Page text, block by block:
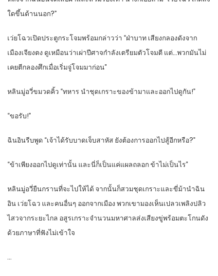
ใดขึ้นด้านนอก?”
เว่ยโฉวเปิดประตูกระโจมพร้อมกล่าวว่า “ฝ่าบาท เสียงกลองดังจาก
เมืองเจียงตง ดูเหมือนว่าเผ่าปีศาจกำลังเตรียมตัวโจมตี แต่…พวกมันไม่
เคยตีกลองศึกเมื่อเริ่มจู่โจมมาก่อน”
หลินมู่อวี่ขมวดคิ้ว “ทหาร นำชุดเกราะของข้ามาและออกไปดูกัน!”
“ขอรับ!”
ฉินอินรีบพูด “เจ้าได้รับบาดเจ็บสาหัส ยังต้องการออกไปสู้อีกหรือ?”
“ข้าเพียงออกไปดูเท่านั้น และนี่ก็เป็นแค่แผลถลอก ข้าไม่เป็นไร”
หลินมู่อวี่ยืนกรานที่จะไปให้ได้ จากนั้นก็สวมชุดเกราะและขี่ม้านำฉิน
อิน เว่ยโฉว และคนอื่นๆ ออกจากเมือง พวกเขามองเห็นเปลวเพลิงปลิว
ไสวจากระยะไกล อสูรเกราะจำนวนมหาศาลส่งเสียงขู่พร้อมตะโกนดัง
ด้วยภาษาที่ฟังไม่เข้าใจ
…